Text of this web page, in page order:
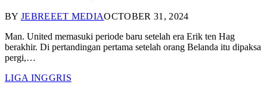
BY JEBREEET MEDIAOCTOBER 31, 2024
Man. United memasuki periode baru setelah era Erik ten Hag
berakhir. Di pertandingan pertama setelah orang Belanda itu dipaksa
pergi,…
LIGA INGGRIS